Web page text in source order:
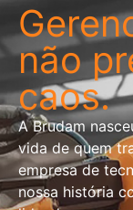
não
caos.
A Brudam
vida de quem
empresa de
nossa história